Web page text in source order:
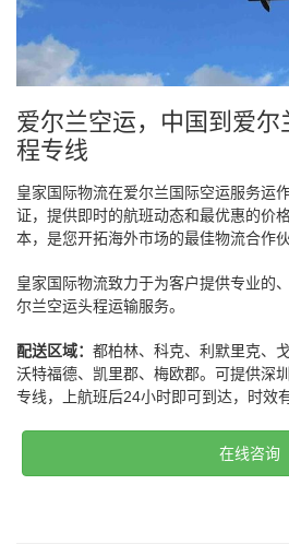
爱尔兰空运，中国到爱
程专线
皇家国际物流在爱尔兰国际空运服务运
证，提供即时的航班动态和最优惠的价
本，是您开拓海外市场的最佳物流合作伙
皇家国际物流致力于为客户提供专业的
尔兰空运头程运输服务。
配送区域： 都柏林、科克、利默里克、
沃特福德、凯里郡、梅欧郡。可提供深
专线，上航班后24小时即可到达，时效
在线咨询